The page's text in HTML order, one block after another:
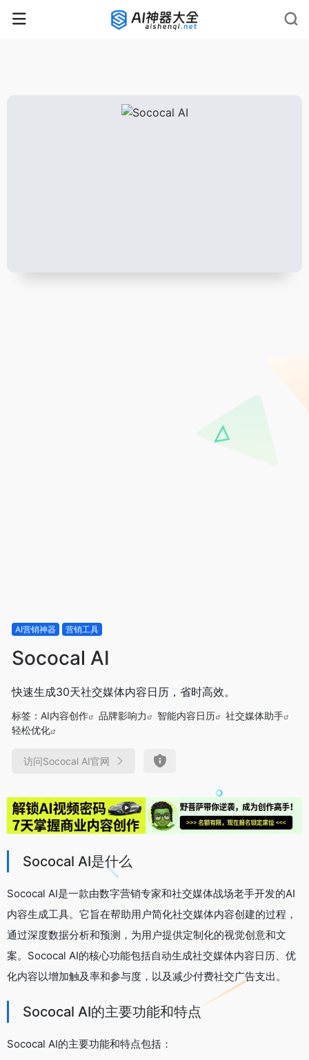
rnrn rnrn rnrn
AI营销神器 营销工具
Sococal AI
快速生成30天社交媒体内容日历，省时高效。
标签： AI内容创作 品牌影响力 智能内容日历
社交媒体助手
轻松优化
访问Sococal AI官网
Sococal AI是什么
Sococal AI是一款由数字营销专家和社交媒体战场老手开发的AI
内容生成工具。它旨在帮助用户简化社交媒体内容创建的过程，
通过深度数据分析和预测，为用户提供定制化的视觉创意和文
案。Sococal AI的核心功能包括自动生成社交媒体内容日历、优
化内容以增加触及率和参与度，以及减少付费社交广告支出。
Sococal AI的主要功能和特点
Sococal AI的主要功能和特点包括：